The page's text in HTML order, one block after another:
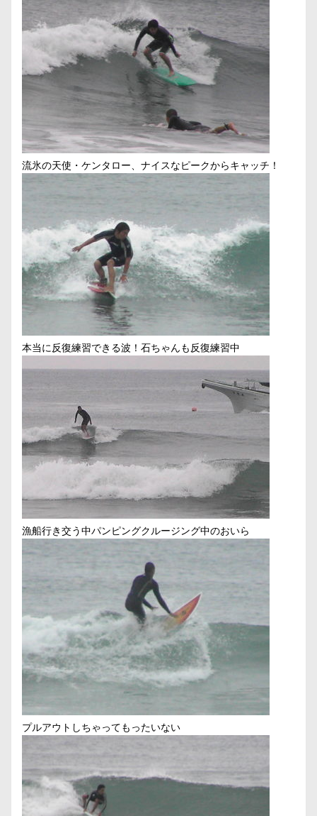
流氷の天使・ケンタロー、ナイスなピークからキャッチ！
本当に反復練習できる波！石ちゃんも反復練習中
漁船行き交う中パンピングクルージング中のおいら
プルアウトしちゃってもったいない